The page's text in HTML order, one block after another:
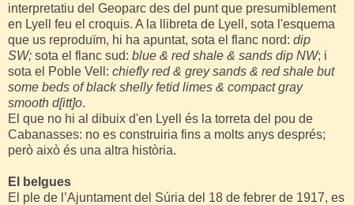
interpretatiu del Geoparc des del punt que presumiblement
en Lyell feu el croquis. A la llibreta de Lyell, sota l'esquema
que us reproduïm, hi ha apuntat, sota el flanc nord: dip
SW; sota el flanc sud: blue & red shale & sands dip NW; i
sota el Poble Vell: chiefly red & grey sands & red shale but
some beds of black shelly fetid limes & compact gray
smooth d[itt]o.
El que no hi al dibuix d'en Lyell és la torreta del pou de
Cabanasses: no es construiria fins a molts anys després;
però això és una altra història.
El belgues
El ple de l’Ajuntament del Súria del 18 de febrer de 1917, es